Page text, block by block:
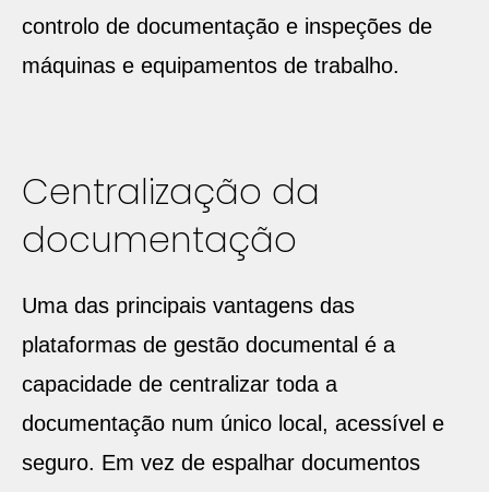
controlo de documentação e inspeções de
máquinas e equipamentos de trabalho.
Centralização da
documentação
Uma das principais vantagens das
plataformas de gestão documental é a
capacidade de centralizar toda a
documentação num único local, acessível e
seguro. Em vez de espalhar documentos